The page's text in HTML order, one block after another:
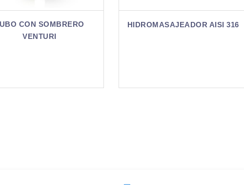
HIDROMASAJEADOR AISI 316
HIDROMASAJEADOR